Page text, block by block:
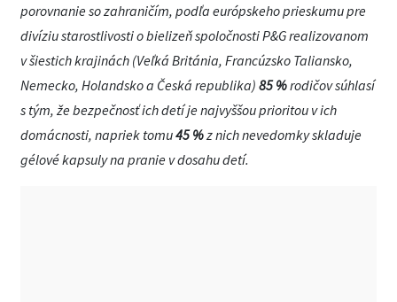
porovnanie so zahraničím, podľa európskeho prieskumu pre
divíziu starostlivosti o bielizeň spoločnosti P&G realizovanom
v šiestich krajinách (Veľká Británia, Francúzsko Taliansko,
Nemecko, Holandsko a Česká republika) 85 %rodičov súhlasí
s tým, že bezpečnosť ich detí je najvyššou prioritou v ich
domácnosti, napriek tomu45 %z nich nevedomky skladuje
gélové kapsuly na pranie v dosahu detí.